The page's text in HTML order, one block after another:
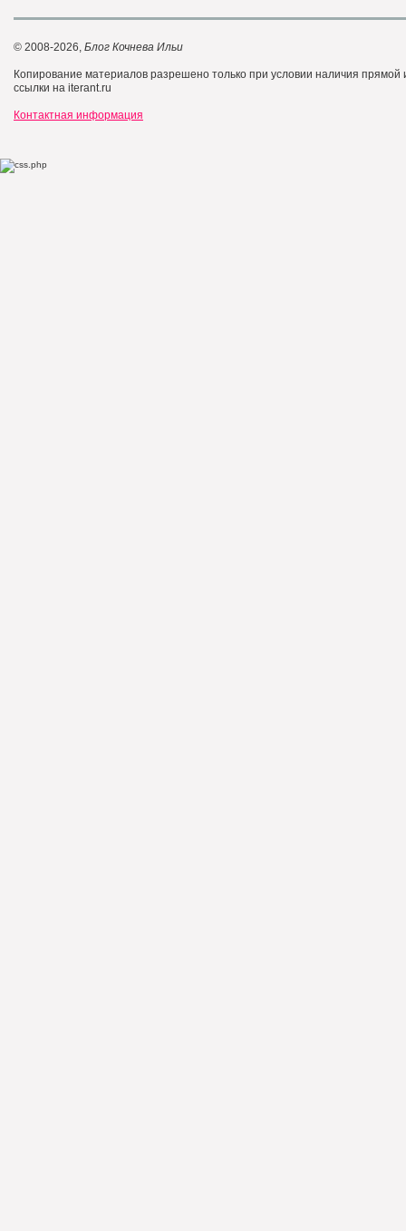
© 2008-2026, Блог Кочнева Ильи
Копирование материалов разрешено только при условии наличия прямой
ссылки на iterant.ru
Контактная информация